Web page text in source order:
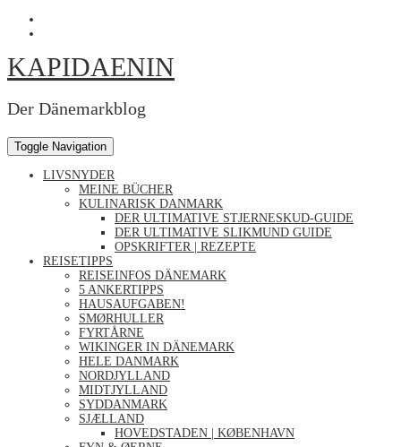
auf
Facebook
kapidaenin
auf
anzeigen
KAPIDAENIN
Der Dänemarkblog
Toggle Navigation
LIVSNYDER
MEINE BÜCHER
KULINARISK DANMARK
DER ULTIMATIVE STJERNESKUD-GUIDE
DER ULTIMATIVE SLIKMUND GUIDE
OPSKRIFTER | REZEPTE
REISETIPPS
REISEINFOS DÄNEMARK
5 ANKERTIPPS
HAUSAUFGABEN!
SMØRHULLER
FYRTÅRNE
WIKINGER IN DÄNEMARK
HELE DANMARK
NORDJYLLAND
MIDTJYLLAND
SYDDANMARK
SJÆLLAND
HOVEDSTADEN | KØBENHAVN